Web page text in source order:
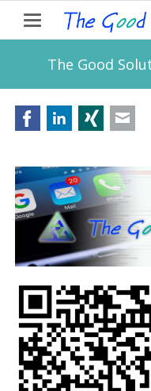
The Good
FacebookLinkedIn Xing